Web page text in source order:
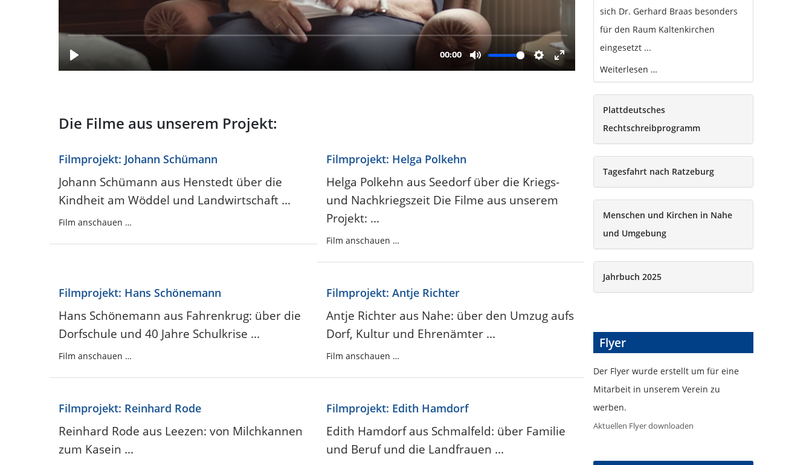
Die Filme aus unserem Projekt:
Filmprojekt: Johann Schümann
Johann Schümann aus Henstedt über die
Kindheit am Wöddel und Landwirtschaft ...
Film anschauen …
Filmprojekt: Helga Polkehn
Helga Polkehn aus Seedorf über die Kriegs-
und Nachkriegszeit Die Filme aus unserem
Projekt: ...
Film anschauen …
Filmprojekt: Hans Schönemann
Hans Schönemann aus Fahrenkrug: über die
Dorfschule und 40 Jahre Schulkrise ...
Film anschauen …
Filmprojekt: Antje Richter
Antje Richter aus Nahe: über den Umzug aufs
Dorf, Kultur und Ehrenämter ...
Film anschauen …
Filmprojekt: Reinhard Rode
Reinhard Rode aus Leezen: von Milchkannen
zum Kasein ...
Filmprojekt: Edith Hamdorf
Edith Hamdorf aus Schmalfeld: über Familie
und Beruf und die Landfrauen ...
sich Dr. Gerhard Braas besonders
für den Raum Kaltenkirchen
eingesetzt ...
Weiterlesen …
Plattdeutsches
Rechtschreibprogramm
Tagesfahrt nach Ratzeburg
Menschen und Kirchen in Nahe
und Umgebung
Jahrbuch 2025
Flyer
Der Flyer wurde erstellt um für eine
Mitarbeit in unserem Verein zu
werben.
Aktuellen Flyer downloaden